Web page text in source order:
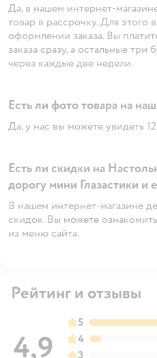
Да, в нашем интернет-
товар в рассрочку. Для
оформлении заказа. Вы
заказа сразу, а остальные три
через каждые две недели.
Есть ли фото товара на
Да, у нас вы можете увидеть
Есть ли скидки на
дорогу мини Глазастики и
В нашем интернет-магазине
скидок. Вы можете
из меню сайта.
Рейтинг и отзывы
4,9
5
4
3